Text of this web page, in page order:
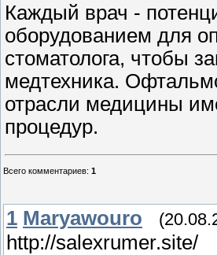
Каждый врач -
оборудованием для
стоматолога, чтобы
медтехника.
отрасли медицины
процедур.
Всего комментариев: 1
1 Maryawouro
http://salexrumer.site/